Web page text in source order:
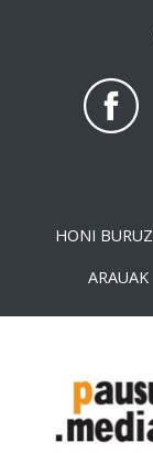
HONI BURUZ
ARAUAK